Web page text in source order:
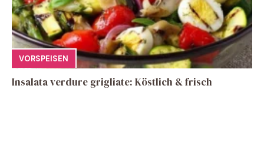
VORSPEISEN
Insalata verdure grigliate: Köstlich & frisch